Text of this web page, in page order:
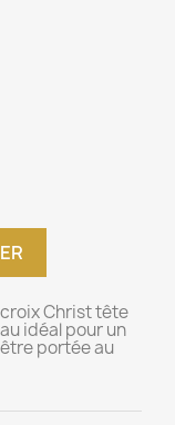
Christ tête
idéal pour un
portée au